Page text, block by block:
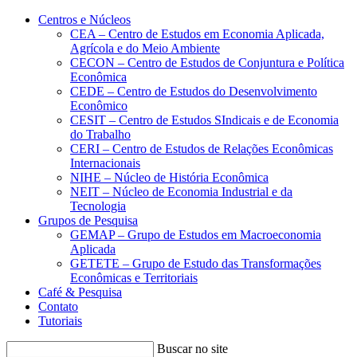
Conteúdo principal Menu principal
Centros e Núcleos
CEA – Centro de Estudos em Economia Aplicada,
Agrícola e do Meio Ambiente
CECON – Centro de Estudos de Conjuntura e Política
Econômica
CEDE – Centro de Estudos do Desenvolvimento
Econômico
CESIT – Centro de Estudos SIndicais e de Economia
do Trabalho
CERI – Centro de Estudos de Relações Econômicas
Internacionais
NIHE – Núcleo de História Econômica
NEIT – Núcleo de Economia Industrial e da
Tecnologia
Grupos de Pesquisa
GEMAP – Grupo de Estudos em Macroeconomia
Aplicada
GETETE – Grupo de Estudo das Transformações
Econômicas e Territoriais
Café & Pesquisa
Contato
Tutoriais
Buscar no site